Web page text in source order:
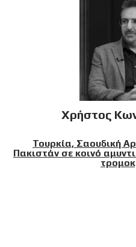
Χρήστος
Τουρκία, Σαουδική
Πακιστάν σε κοινό